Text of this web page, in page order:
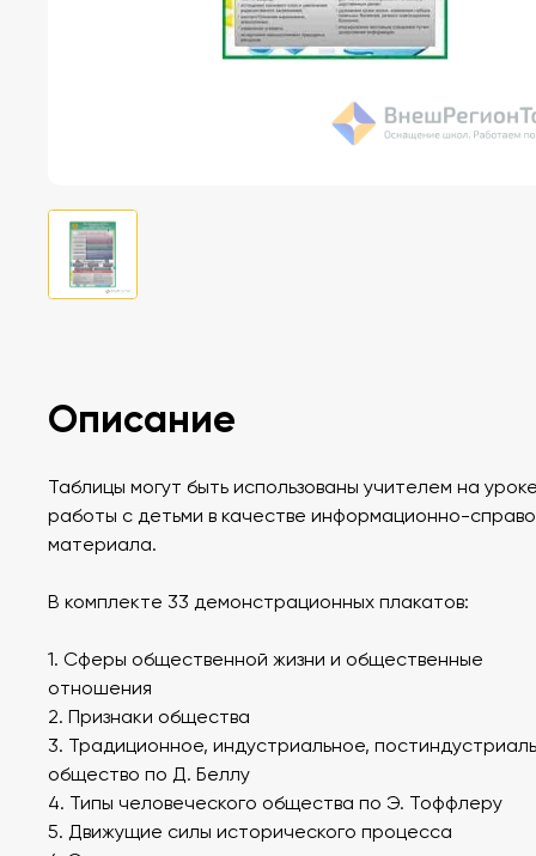
Описание
Таблицы могут быть использованы учителем на
работы с детьми в качестве информационно-
материала.
В комплекте 33 демонстрационных плакатов:
1. Сферы общественной жизни и общественные
отношения
2. Признаки общества
3. Традиционное, индустриальное,
общество по Д. Беллу
4. Типы человеческого общества по Э. Тоффлеру
5. Движущие силы исторического процесса